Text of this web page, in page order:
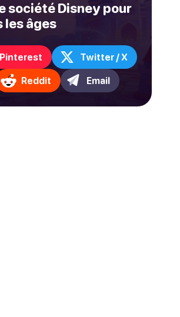
société Disney pour
les âges
Pinterest Twitter / X
Reddit Email